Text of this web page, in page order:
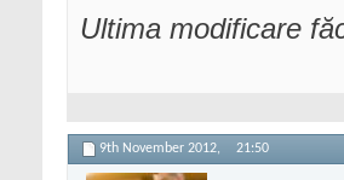
Ultima modificare
9th November 2012, 21:50